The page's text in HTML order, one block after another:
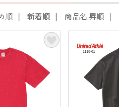
順 | 新着順 | 商品名 昇順 |